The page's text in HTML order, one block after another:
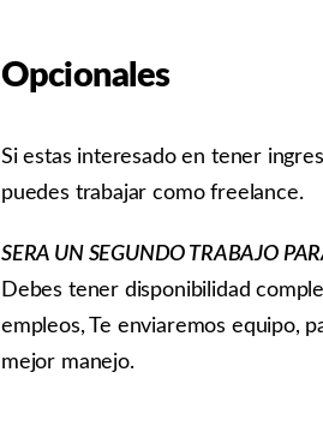
Opcionales
Si estas interesado en tener
puedes trabajar como freelance.
SERA UN SEGUNDO TRABAJO
Debes tener disponibilidad
empleos, Te enviaremos equipo,
mejor manejo.